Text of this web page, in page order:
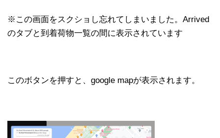
※この画面をスクショし忘れてしまいました。Arrived
のタブと到着荷物一覧の間に表示されています
このボタンを押すと、google mapが表示されます。